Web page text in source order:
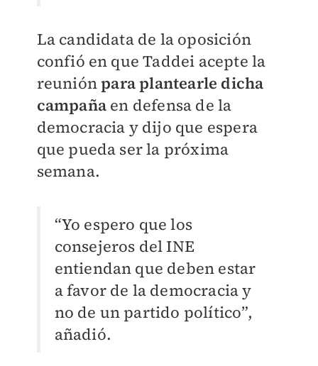
La candidata de la oposición
confió en que Taddei acepte la
reuniónpara plantearle dicha
campañaen defensa de la
democracia y dijo que espera
que pueda ser la próxima
semana.
“Yo espero que los
consejeros del INE
entiendan que deben estar
a favor de la democracia y
no de un partido político”,
añadió.